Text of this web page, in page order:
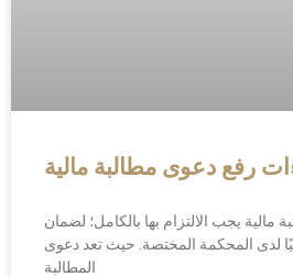
رفع دعوى مطالبة مالية
يجب الالتزام بها بالكامل؛ لضمان
لدى المحكمة المختصة. حيث تعد دعوى
المطالبة